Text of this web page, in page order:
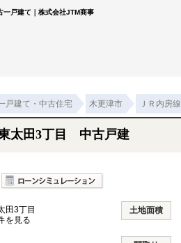
戸建て｜株式会社JTM商事
戸建て・中古住宅 木更津市 ＪＲ内房線
太田3丁目 中古戸建
田3丁目
を見る
土地面積